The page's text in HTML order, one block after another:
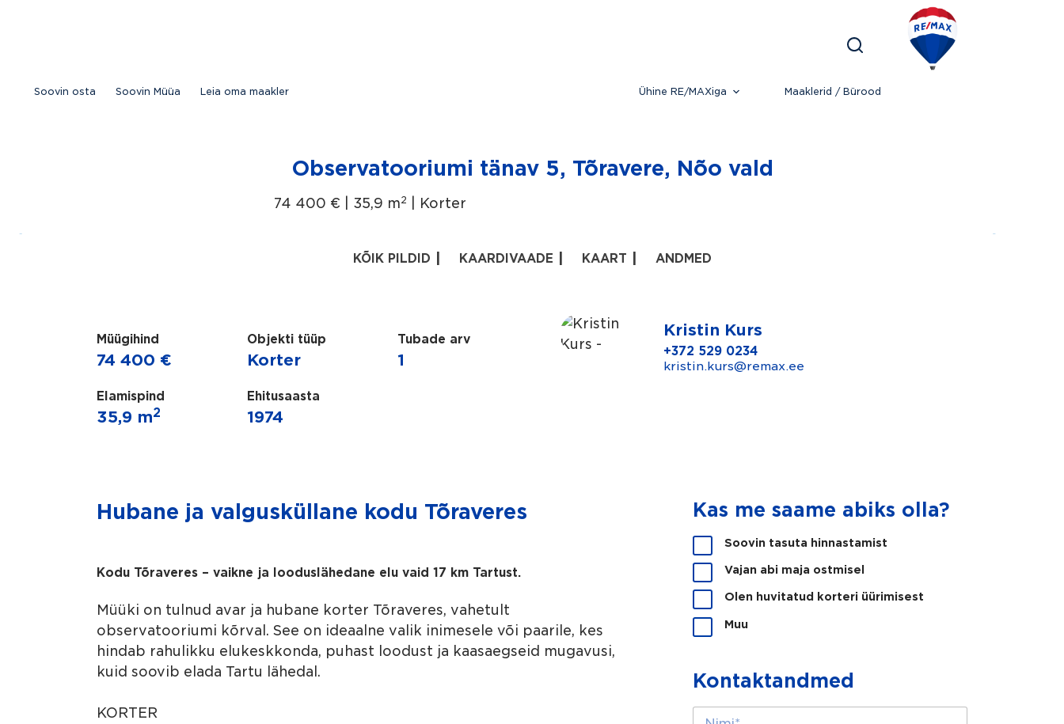
Soovin osta Soovin Müüa Leia oma maakler Ühine RE/MAXiga Maaklerid / Bürood
Observatooriumi tänav 5, Tõravere, Nõo vald
74 400 € | 35,9 m2 | Korter
KÕIK PILDID KAARDIVAADE KAART ANDMED
Müügihind
74 400 €
Objekti tüüp
Korter
Tubade arv
1
Elamispind
35,9 m2
Ehitusaasta
1974
Kristin Kurs
+372 529 0234
kristin.kurs@remax.ee
Hubane ja valgusküllane kodu Tõraveres
Kodu Tõraveres – vaikne ja looduslähedane elu vaid 17 km Tartust.
Müüki on tulnud avar ja hubane korter Tõraveres, vahetult
observatooriumi kõrval. See on ideaalne valik inimesele või paarile, kes
hindab rahulikku elukeskkonda, puhast loodust ja kaasaegseid mugavusi,
kuid soovib elada Tartu lähedal.
KORTER
Kas me saame abiks olla?
K
a
m
s
a
e
a
b
Soovin tasuta hinnastamist
Vajan abi maja ostmisel
Olen huvitatud korteri üürimisest
Muu
Kontaktandmed
N